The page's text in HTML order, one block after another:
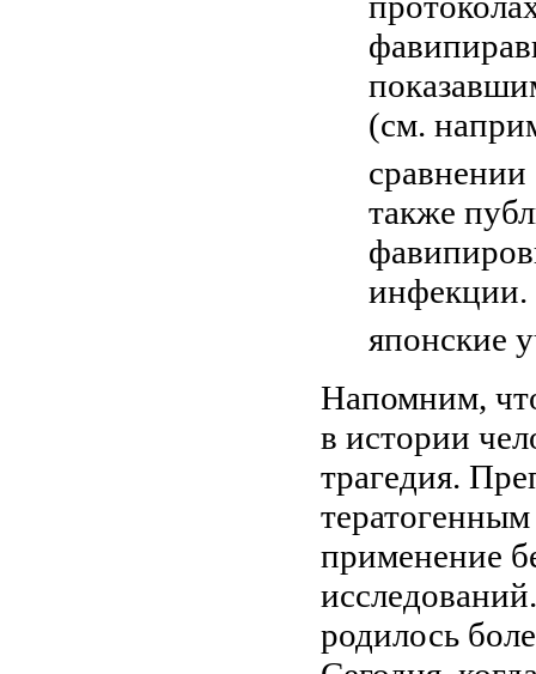
(см.
также
инфекции.
японские
Напомним,
в истории
трагедия.
применение
родилось